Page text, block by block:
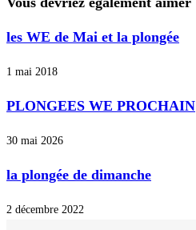
les WE de Mai et la plongée
1 mai 2018
PLONGEES WE PROCHAIN
30 mai 2026
la plongée de dimanche
2 décembre 2022